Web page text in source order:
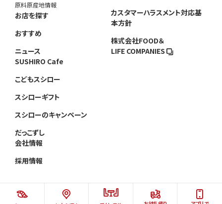
原料原産地情報
お店を探す
おすすめ
ニュース
SUSHIRO Cafe
こどもスシロー
スシローギフト
スシローのキャンペーン
だっこずし
会社情報
採用情報
カスタマーハラスメント対応基
本方針
株式会社FOOD＆
LIFE COMPANIES